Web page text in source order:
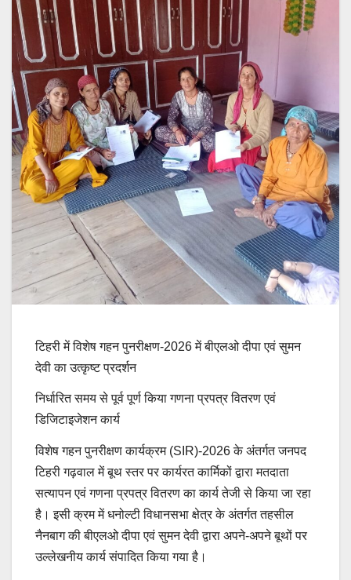
टिहरी में विशेष गहन पुनरीक्षण-2026 में बीएलओ दीपा एवं सुमन
देवी का उत्कृष्ट प्रदर्शन
निर्धारित समय से पूर्व पूर्ण किया गणना प्रपत्र वितरण एवं
डिजिटाइजेशन कार्य
विशेष गहन पुनरीक्षण कार्यक्रम (SIR)-2026 के अंतर्गत जनपद
टिहरी गढ़वाल में बूथ स्तर पर कार्यरत कार्मिकों द्वारा मतदाता
सत्यापन एवं गणना प्रपत्र वितरण का कार्य तेजी से किया जा रहा
है। इसी क्रम में धनोल्टी विधानसभा क्षेत्र के अंतर्गत तहसील
नैनबाग की बीएलओ दीपा एवं सुमन देवी द्वारा अपने-अपने बूथों पर
उल्लेखनीय कार्य संपादित किया गया है।